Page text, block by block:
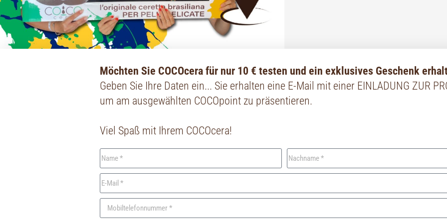
Möchten Sie COCOcera für nur 10 € testen und ein exklusives Geschenk
Geben Sie Ihre Daten ein... Sie erhalten eine E-Mail mit einer EINLADUNG ZUR
um am ausgewählten COCOpoint zu präsentieren.
Viel Spaß mit Ihrem COCOcera!